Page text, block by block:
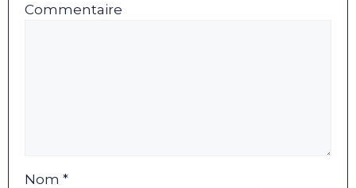
Commentaire
Nom *